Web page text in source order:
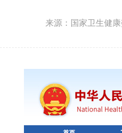
来源：国家卫生健